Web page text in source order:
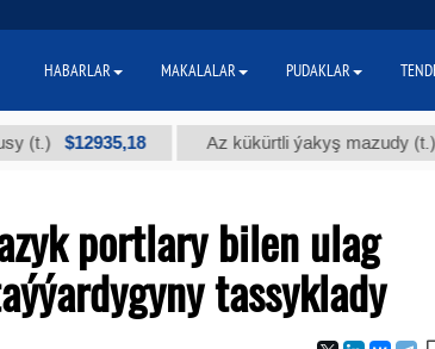
$12935,18 Az kükürtli ýakyş mazudy (t.) $300
portlary bilen ulag
tassyklady
HABARLAR MAKALALAR PUDAKLAR